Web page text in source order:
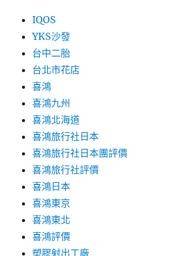
IQOS
YKS沙發
台中二胎
台北市花店
喜鴻
喜鴻九州
喜鴻北海道
喜鴻旅行社日本
喜鴻旅行社日本團評價
喜鴻旅行社評價
喜鴻日本
喜鴻東京
喜鴻東北
喜鴻評價
塑膠射出工廠